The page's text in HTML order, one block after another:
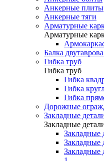
Анкерные плиты
Анкерные тяги
Арматурные
Арматурные
Балка
Гибка труб
Гибка труб
Гибка
Гибка
Гибка
Дорожные
Закладные
Закладные
Закладные
Закладные
Закладные